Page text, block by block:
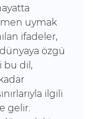
uymak
ifadeler,
özgü
bu dil,
ilgili
gelir.